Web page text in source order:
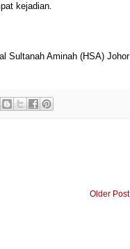
kejadian.
Sultanah Aminah (HSA) Johor
Older Post